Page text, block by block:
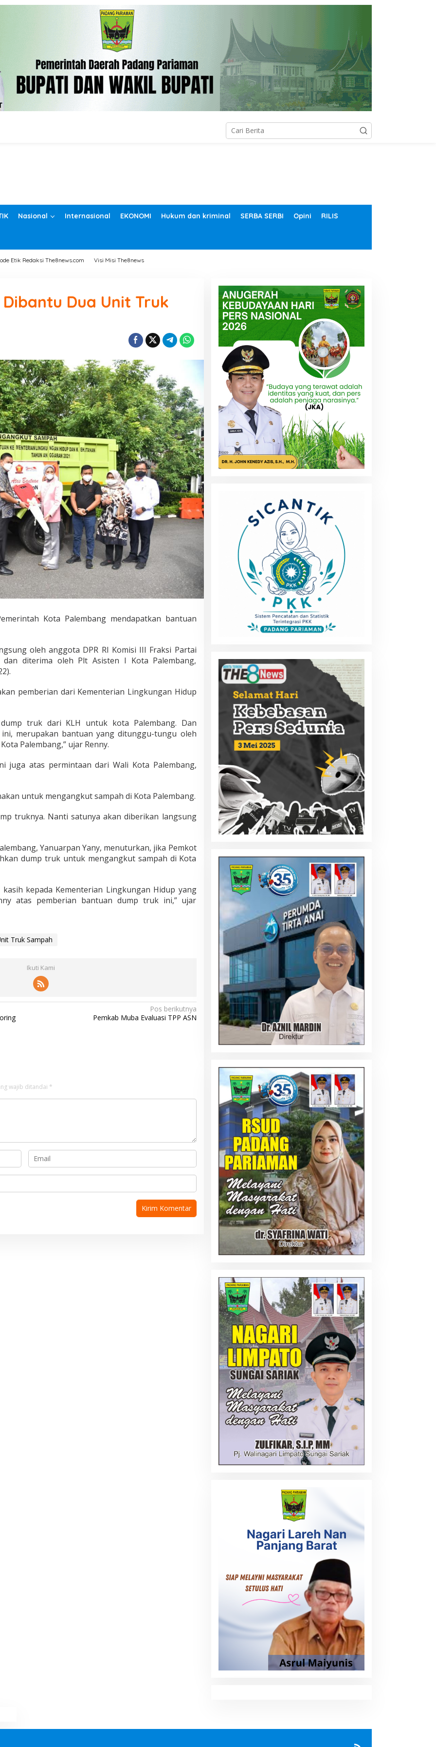
Nasional Internasional EKONOMI Hukum dan kriminal SERBA SERBI Opini RILIS
Etik Redaksi The8news.com Visi Misi The8news
Dua Unit Truk
Kota Palembang mendapatkan bantuan
oleh anggota DPR RI Komisi III Fraksi Partai
dan diterima oleh Plt Asisten I Kota Palembang,
pemberian dari Kementerian Lingkungan Hidup
dump truk dari KLH untuk kota Palembang. Dan
merupakan bantuan yang ditunggu-tungu oleh
Palembang,” ujar Renny.
juga atas permintaan dari Wali Kota Palembang,
untuk mengangkut sampah di Kota Palembang.
truknya. Nanti satunya akan diberikan langsung
Yanuarpan Yany, menuturkan, jika Pemkot
dump truk untuk mengangkut sampah di Kota
kepada Kementerian Lingkungan Hidup yang
atas pemberian bantuan dump truk ini,” ujar
Truk Sampah
Ikuti Kami
Pos berikutnya
Pemkab Muba Evaluasi TPP ASN
wajib ditandai *